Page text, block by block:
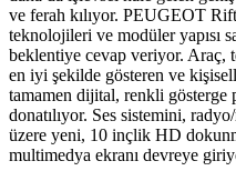
ve ferah kılıyor. PEUGEOT
teknolojileri ve modüler yapısı
beklentiye cevap veriyor. Araç,
en iyi şekilde gösteren ve
tamamen dijital, renkli gösterge
donatılıyor. Ses sistemini,
üzere yeni, 10 inçlik HD
multimedya ekranı devreye